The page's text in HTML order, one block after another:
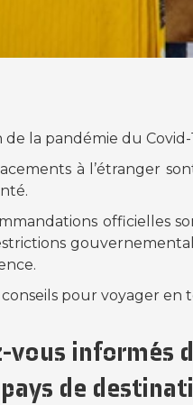
de la pandémie du
à l’étranger
officielles
conseils pour voyager
vous informés
de